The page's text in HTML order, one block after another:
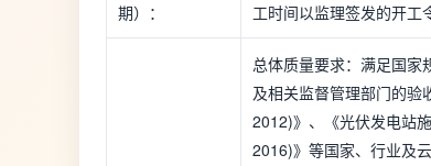
期）：
工时间以监理签发的开工
总体质量要求：满足国家
及相关监督管理部门的
2012)》、《光伏发电站
2016)》等国家、行业及